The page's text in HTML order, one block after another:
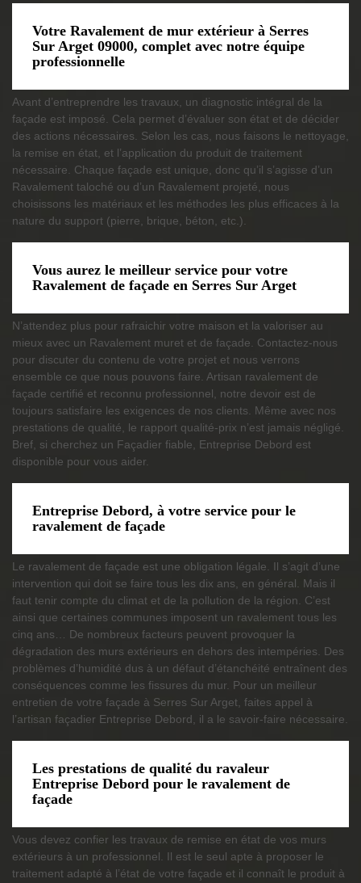
Votre Ravalement de mur extérieur à Serres
Sur Arget 09000, complet avec notre équipe
professionnelle
Avant d’entreprendre les travaux, un diagnostic intégral de la
façade est imposé. Cela permet d’évaluer son état et de décider
des actions nécessaires. Selon les cas, nous faisons le nettoyage,
la remise en état, et l’application du produit de traitement
nécessaire. Chaque façade est unique, donc qu’il s’agisse d’un
Ravalement taloché ou d’un Ravalement projeté, nous
choisissons les matériaux et les méthodes les plus efficaces à la
nature du support (pierre, brique, béton, etc.).
Vous aurez le meilleur service pour votre
Ravalement de façade en Serres Sur Arget
N’attendez plus pour rafraichir votre maison et la valoriser au
mieux avec un Ravalement muret et de façade. Contactez-nous
pour discuter du contenu de votre projet et nous verrons
ensemble ce que nous pouvons faire. Artisan ravalement de
façade certifié et reconnu professionnel, notre devoir est de
toujours satisfaire les exigences de nos clients. Même avec nos
prestations de qualité, le rapport qualité-prix n’est jamais négligé.
Bref, si cherchez un Façadier fiable, Entreprise Debord est
disponible pour vous aider.
Entreprise Debord, à votre service pour le
ravalement de façade
Le ravalement de façade est une obligation légale. Il s’agit d’une
intervention qui doit se faire tous les dix ans, en général. Mais il
faut tenir compte du climat et de la pollution de la région. C’est
ainsi que certaines communes imposent un ravalement tous les
cinq ans… De nombreux facteurs peuvent provoquer la
dégradation des murs extérieurs en dehors des intempéries. Des
problèmes d’humidité dus à un défaut d’étanchéité entraînent des
conséquences comme les fissures du mur. Pour un meilleur
entretien de votre façade à Serres Sur Arget, faites appel à
l’artisan façadier Entreprise Debord, il a le savoir-faire nécessaire.
Les prestations de qualité du ravaleur
Entreprise Debord pour le ravalement de
façade
Vous devez confier les travaux de remise en état de vos murs
extérieurs à un professionnel. Il est le seul apte à proposer le
traitement adapté à l’état de votre façade et il connaît le produit à